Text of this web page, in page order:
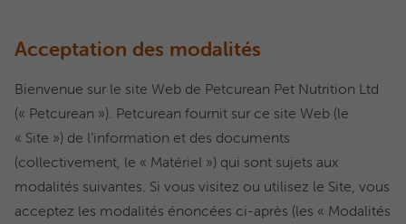
Acceptation des modalités
Bienvenue sur le site Web de Petcurean Pet Nutrition Ltd
(« Petcurean »). Petcurean fournit sur ce site Web (le
« Site ») de l’information et des documents
(collectivement, le « Matériel ») qui sont sujets aux
modalités suivantes. Si vous visitez ou utilisez le Site, vous
acceptez les modalités énoncées ci-après (les « Modalités